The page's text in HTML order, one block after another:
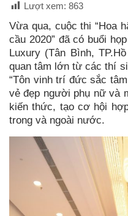
Lượt xem: 863
Vừa qua, cuộc thi “Hoa
cầu 2020” đã có buổi
Luxury (Tân Bình,
quan tâm lớn từ các thí
“Tôn vinh trí đức sắc
vẻ đẹp người phụ nữ và
kiến thức, tạo cơ hội
trong và ngoài nước.